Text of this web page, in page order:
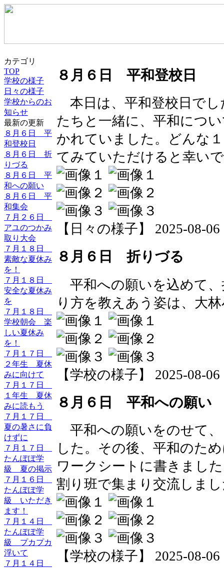
カテゴリ
TOP
学校の様子
日々の様子
学校からのお
知らせ
最新の更新
８月６日 平
和登校日
８月６日 折
りづる
８月６日 平
和への願い
８月６日 平
和集会
７月２６日
アユのつかみ
取り大会
７月１８日
素敵な夏休み
を！
７月１８日
安全な夏休み
を
７月１８日
学校朝会 楽
しい夏休み
を！
７月１７日
２年生 夏休
みに向けて
７月１７日
１年生 夏休
みに読もう
７月１７日
夏の暑さに負
けずに
７月１７日
たんぽぽ学
級 夏の掲示
７月１６日
たんぽぽ学
級 いただき
ます！
７月１４日
たんぽぽ学
級 プカプカ
浮いて
７月１４日
８月６日 平和登校日
本日は、平和登校日でし
たちと一緒に、平和につ
かれていました。どんな
てみていただけると幸い
【日々の様子】 2025-08-
８月６日 折りづる
平和への願いを込めて
り方を教えあう姿は、大
【学校の様子】 2025-08-
８月６日 平和への願い
平和への願いをのせて
した。その後、平和のた
ワークシートに書きまし
割り班で集まり交流しま
【学校の様子】 2025-08-